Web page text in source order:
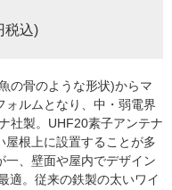
税込)
の骨のような形状)からマ
ォルムとなり、中・弱電界
社製。UHF20素子アンテナ
屋根上に設置することが多
一、壁面や屋内でデザイン
適。従来の鉄製の太いワイ